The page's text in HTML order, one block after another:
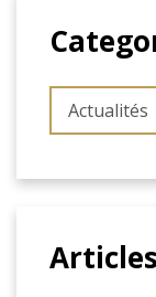
Actualités